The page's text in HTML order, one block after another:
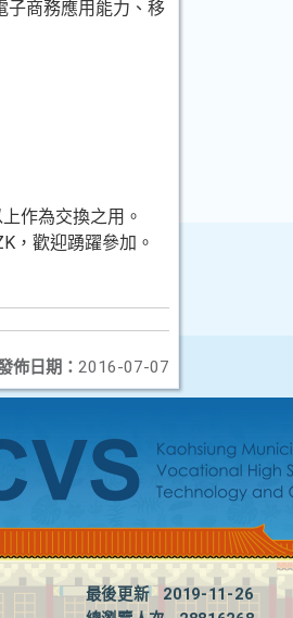
子商務應用能力、移
作為交換之用。
，歡迎踴躍參加。
佈日期： 2016-07-07
最後更新
2019-11-26